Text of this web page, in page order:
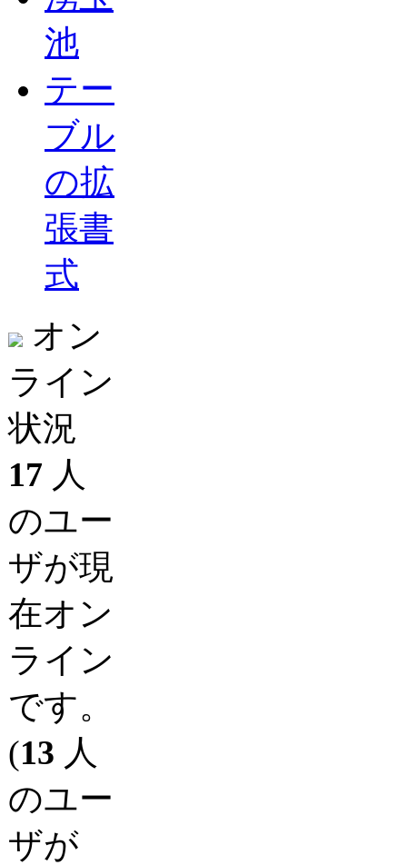
池
テー
ブル
の拡
張書
式
オン
ライン
状況
17 人
のユー
ザが現
在オン
ライン
です。
(13 人
のユー
ザが